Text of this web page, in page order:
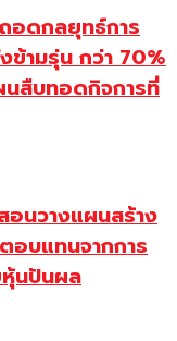
อดกลยุทธ์การ
ข้ามรุ่น กว่า 70%
สืบทอดกิจการที่
นวางแผนสร้าง
อบแทนจากการ
นปันผล